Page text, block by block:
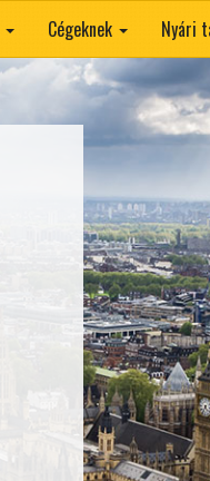
Cégeknek Nyári